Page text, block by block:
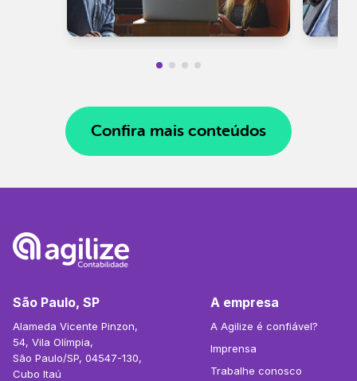
Confira mais conteúdos
São Paulo, SP
Alameda Vicente Pinzon,
54, Vila Olímpia,
São Paulo/SP, 04547-130,
Cubo Itaú
A empresa
A Agilize é confiável?
Imprensa
Trabalhe conosco